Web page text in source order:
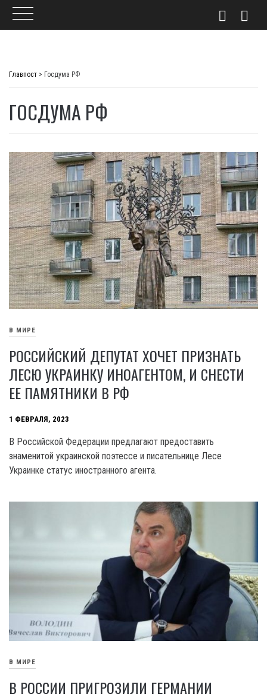
Главпост > Госдума РФ
ГОСДУМА РФ
В МИРЕ
РОССИЙСКИЙ ДЕПУТАТ ХОЧЕТ ПРИЗНАТЬ
ЛЕСЮ УКРАИНКУ ИНОАГЕНТОМ, И СНЕСТИ
ЕЕ ПАМЯТНИКИ В РФ
1 ФЕВРАЛЯ, 2023
В Российской Федерации предлагают предоставить
знаменитой украинской поэтессе и писательнице Лесе
Украинке статус иностранного агента.
В МИРЕ
В РОССИИ ПРИГРОЗИЛИ ГЕРМАНИИ